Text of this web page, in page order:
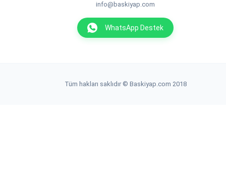
info@baskiyap.com
WhatsApp Destek
Tüm hakları saklıdır © Baskiyap.com 2018